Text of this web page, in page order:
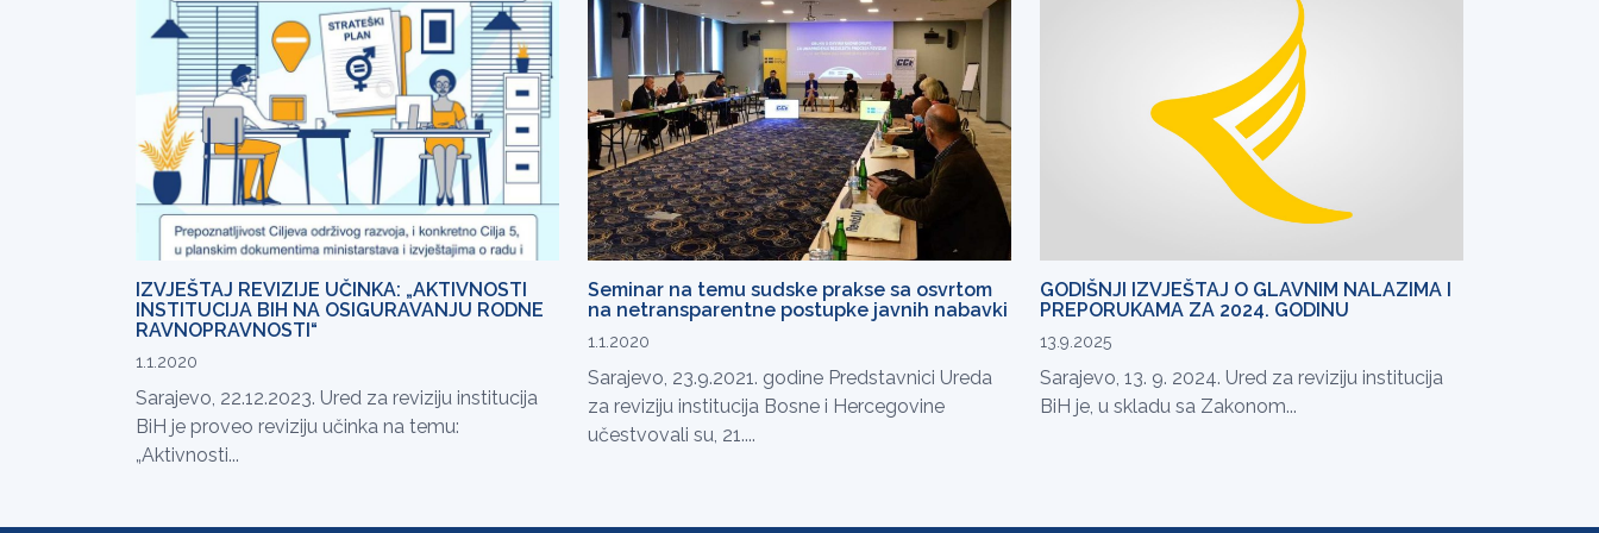
IZVJEŠTAJ REVIZIJE UČINKA: „AKTIVNOSTI
INSTITUCIJA BIH NA OSIGURAVANJU RODNE
RAVNOPRAVNOSTI“
1.1.2020
Sarajevo, 22.12.2023. Ured za reviziju institucija
BiH je proveo reviziju učinka na temu:
„Aktivnosti...
Seminar na temu sudske prakse sa osvrtom
na netransparentne postupke javnih nabavki
1.1.2020
Sarajevo, 23.9.2021. godine Predstavnici Ureda
za reviziju institucija Bosne i Hercegovine
učestvovali su, 21....
GODIŠNJI IZVJEŠTAJ O GLAVNIM NALAZIMA I
PREPORUKAMA ZA 2024. GODINU
13.9.2025
Sarajevo, 13. 9. 2024. Ured za reviziju institucija
BiH je, u skladu sa Zakonom...